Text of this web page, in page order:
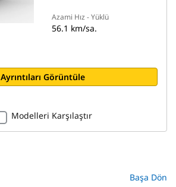
Azami Hız - Yüklü
56.1 km/sa.
Ayrıntıları Görüntüle
Modelleri Karşılaştır
Başa Dön